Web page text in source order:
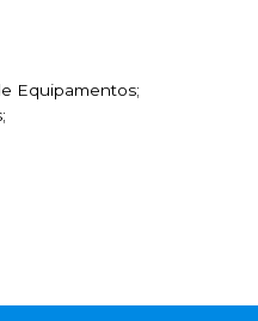
Equipamentos;